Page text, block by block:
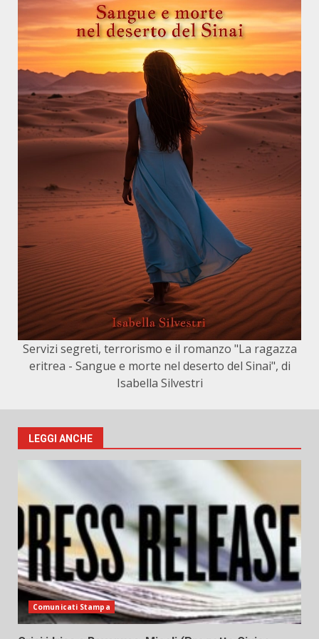
Servizi segreti, terrorismo e il romanzo "La ragazza
eritrea - Sangue e morte nel deserto del Sinai", di
Isabella Silvestri
LEGGI ANCHE
Comunicati Stampa